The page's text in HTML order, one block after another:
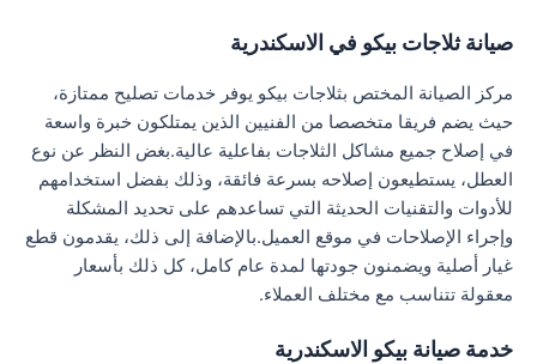
صيانة ثلاجات بيكو في الاسكندرية
مركز الصيانة المختص بثلاجات بيكو يوفر خدمات تصليح ممتازة،
حيث يضم فريقا متخصصا من الفنيين الذين يمتلكون خبرة واسعة
في إصلاح جميع مشاكل الثلاجات بفاعلية عالية.بغض النظر عن نوع
العطل، يستطيعون إصلاحه بسرعة فائقة، وذلك بفضل استخدامهم
للأدوات والتقنيات الحديثة التي تساعدهم على تحديد المشكلة
وإجراء الإصلاحات في موقع العميل.بالإضافة إلى ذلك، يقدمون قطع
غيار أصلية ويضمنون جودتها لمدة عام كامل، كل ذلك بأسعار
معقولة تتناسب مع مختلف العملاء.
خدمة صيانة بيكو الاسكندرية